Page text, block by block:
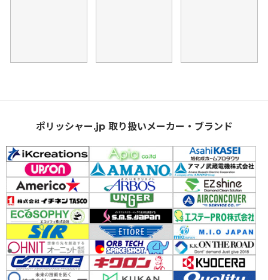
ポリッシャー.jp 取り扱いメーカー・ブランド